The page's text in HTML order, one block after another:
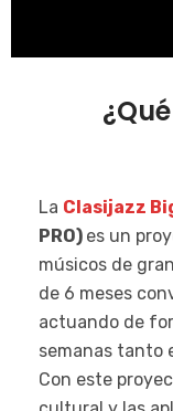
La Clasijazz
PRO) es un
músicos de
de 6 meses
actuando de
semanas tanto
Con este